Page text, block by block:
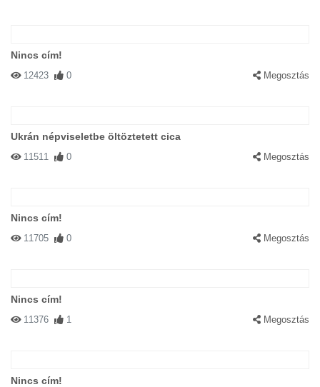
Nincs cím!
12423 0 Megosztás
Ukrán népviseletbe öltöztetett cica
11511 0 Megosztás
Nincs cím!
11705 0 Megosztás
Nincs cím!
11376 1 Megosztás
Nincs cím!